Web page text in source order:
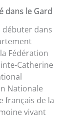
dans le Gard
débuter dans
Fédération
Catherine
Nationale
français de la
vivant